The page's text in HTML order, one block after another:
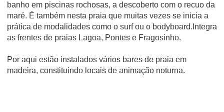
banho em piscinas rochosas, a descoberto com o recuo da
maré. É também nesta praia que muitas vezes se inicia a
prática de modalidades como o surf ou o bodyboard.Integra
as frentes de praias Lagoa, Pontes e Fragosinho.
Por aqui estão instalados vários bares de praia em
madeira, constituindo locais de animação noturna.